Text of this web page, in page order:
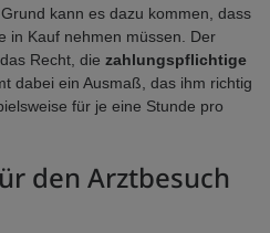
kann es dazu kommen, dass
in Kauf nehmen müssen. Der
Recht, die zahlungspflichtige
dabei ein Ausmaß, das ihm richtig
für je eine Stunde pro
den Arztbesuch